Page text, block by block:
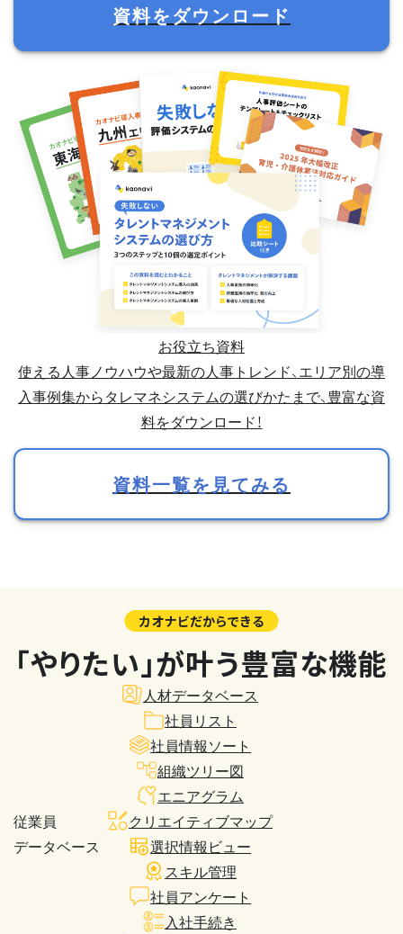
資料をダウンロード
お役立ち資料
使える人事ノウハウや最新の人事トレンド、エリア別の導
入事例集からタレマネシステムの選びかたまで、豊富な資
料をダウンロード！
資料一覧を見てみる
カオナビだからできる
「やりたい」が叶う豊富な機能
従業員
データベース
人材データベース
社員リスト
社員情報ソート
組織ツリー図
エニアグラム
クリエイティブマップ
選択情報ビュー
スキル管理
社員アンケート
入社手続き